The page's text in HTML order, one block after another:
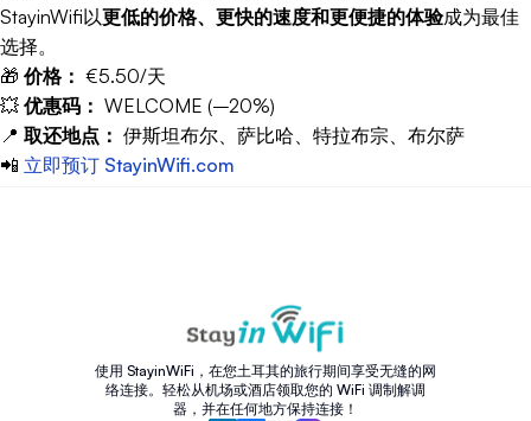
StayinWifi以更低的价格、更快的速度和更便捷的体验成为最佳
选择。
🎁 价格： €5.50/天
💥 优惠码： WELCOME (–20%)
📍 取还地点： 伊斯坦布尔、萨比哈、特拉布宗、布尔萨
📲 立即预订 StayinWifi.com
使用 StayinWiFi，在您土耳其的旅行期间享受无缝的网
络连接。轻松从机场或酒店领取您的 WiFi 调制解调
器，并在任何地方保持连接！